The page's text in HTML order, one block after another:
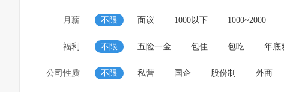
月薪 不限 面议 1000以下 1000~2000
福利 不限 五险一金 包住 包吃 年底
公司性质 不限 私营 国企 股份制 外商